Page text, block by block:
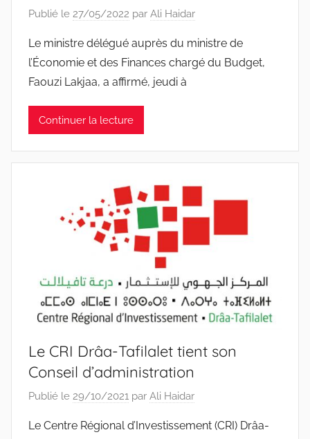
Publié le 27/05/2022 par Ali Haidar
Le ministre délégué auprès du ministre de
l’Économie et des Finances chargé du Budget,
Faouzi Lakjaa, a affirmé, jeudi à
Continuer la lecture
Le CRI Drâa-Tafilalet tient son
Conseil d’administration
Publié le 29/10/2021 par Ali Haidar
Le Centre Régional d’Investissement (CRI) Drâa-